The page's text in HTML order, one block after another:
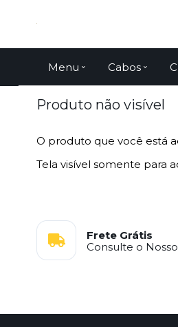
Menu Cabos
Produto não visível
O produto que você está
Tela visível somente para
Frete Grátis
Consulte o